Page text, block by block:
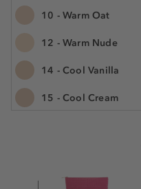
10 - Warm Oat
12 - Warm Nude
14 - Cool Vanilla
15 - Cool Cream
25 - Warm Beige